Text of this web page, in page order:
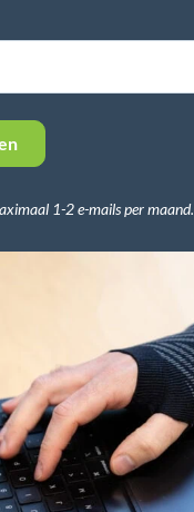
1-2 e-mails per maand.